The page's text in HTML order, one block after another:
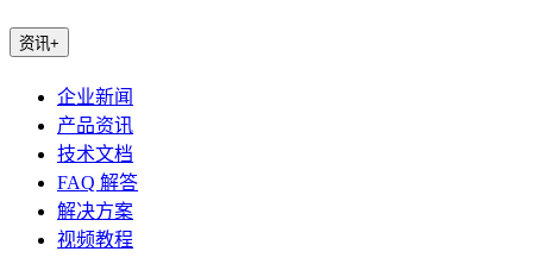
资讯+
企业新闻
产品资讯
技术文档
FAQ 解答
解决方案
视频教程